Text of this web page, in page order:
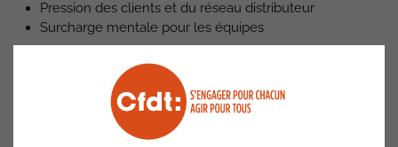
Pression des clients et du réseau distributeur
Surcharge mentale pour les équipes
Bref, le combo idéal pour développer les risques
Bruno Foubert s’était alors clairement engagé à faire
baisser cette pression opérationnelle sur 2024.